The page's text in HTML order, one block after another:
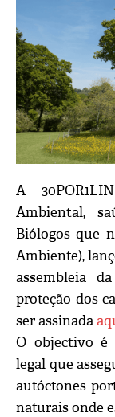
A
Ambiental,
Biólogos que
Ambiente),
assembleia
proteção dos
ser assinada
O objectivo é
legal que
autóctones
naturais onde